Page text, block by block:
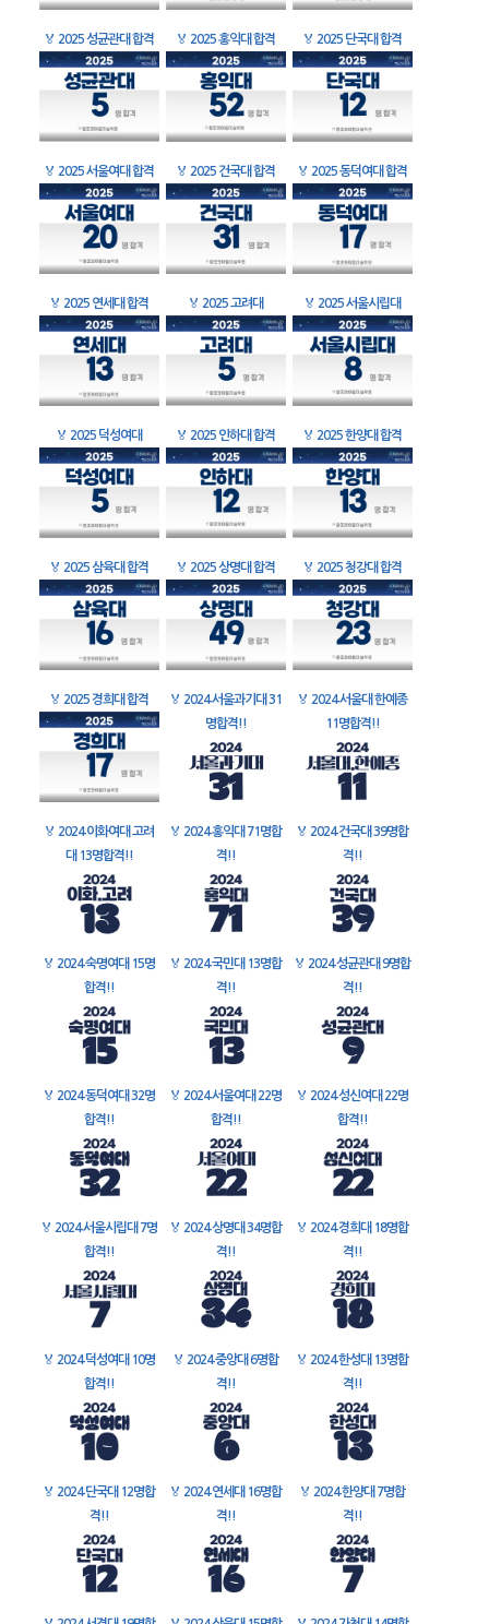
🏅 2025 성균관대 합격 🏅 2025 홍익대 합격 🏅 2025 단국대 합격
🏅 2025 서울여대 합격 🏅 2025 건국대 합격 🏅 2025 동덕여대 합격
🏅 2025 연세대 합격 🏅 2025 고려대 🏅 2025 서울시립대
🏅 2025 덕성여대 🏅 2025 인하대 합격 🏅 2025 한양대 합격
🏅 2025 삼육대 합격 🏅 2025 상명대 합격 🏅 2025 청강대 합격
🏅 2025 경희대 합격 🏅 2024 서울과기대 31
명합격!!
🏅 2024 서울대 한예종
11명합격!!
🏅 2024 이화여대 고려
대 13명합격!!
🏅 2024 홍익대 71명합
격!!
🏅 2024 건국대 39명합
격!!
🏅 2024 숙명여대 15명
합격!!
🏅 2024 국민대 13명합
격!!
🏅 2024 성균관대 9명합
격!!
🏅 2024 동덕여대 32명
합격!!
🏅 2024 서울여대 22명
합격!!
🏅 2024 성신여대 22명
합격!!
🏅 2024 서울시립대 7명
합격!!
🏅 2024 상명대 34명합
격!!
🏅 2024 경희대 18명합
격!!
🏅 2024 덕성여대 10명
합격!!
🏅 2024 중앙대 6명합
격!!
🏅 2024 한성대 13명합
격!!
🏅 2024 단국대 12명합
격!!
🏅 2024 연세대 16명합
격!!
🏅 2024 한양대 7명합
격!!